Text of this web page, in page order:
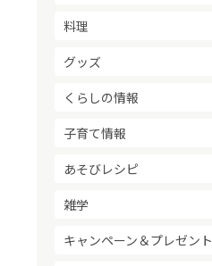
料理
グッズ
くらしの情報
子育て情報
あそびレシピ
雑学
キャンペーン＆プレゼント